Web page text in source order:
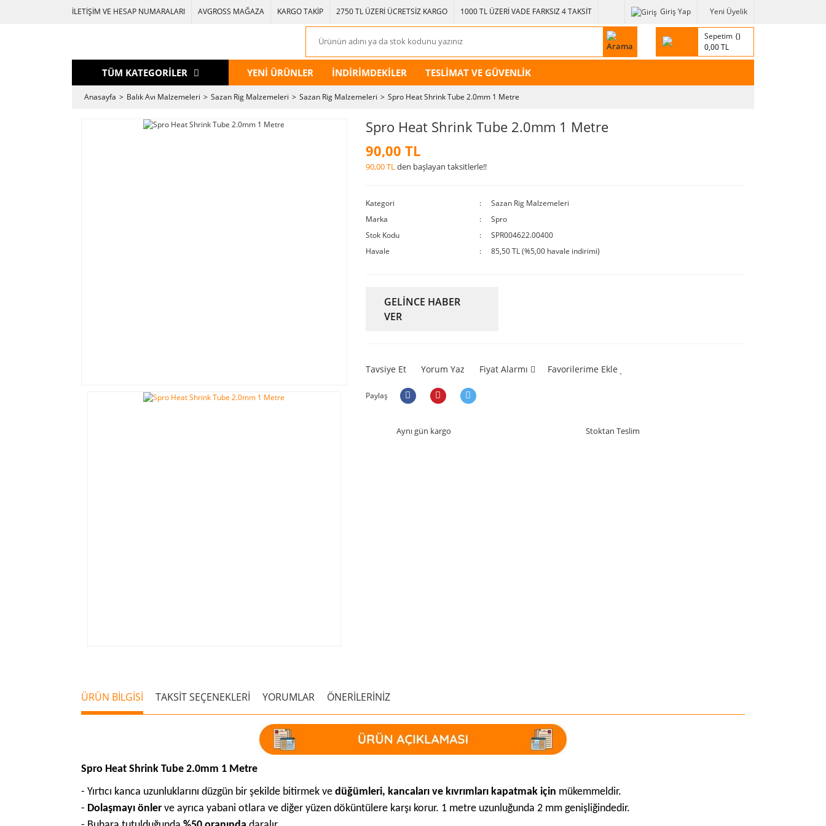
İLETİŞİM VE HESAP NUMARALARI AVGROSS MAĞAZA KARGO TAKİP 2750 TL ÜZERİ ÜCRETSİZ KARGO 1000 TL ÜZERİ VADE FARKSIZ 4 TAKSİT Giriş Yap Yeni Üyelik
Sepetim
0,00 TL
TÜM KATEGORİLER YENİ ÜRÜNLER İNDİRİMDEKİLER TESLİMAT VE GÜVENLİK
Anasayfa Balık Avı Malzemeleri Sazan Rig Malzemeleri Sazan Rig Malzemeleri Spro Heat Shrink Tube 2.0mm 1 Metre
Spro Heat Shrink Tube 2.0mm 1 Metre
90,00 TL
90,00 TLden başlayan taksitlerle!!
Kategori
Sazan Rig Malzemeleri
Marka
Spro
Stok Kodu
SPR004622.00400
Havale
85,50 TL (%5,00 havale indirimi)
GELİNCE HABER
VER
Tavsiye Et Yorum Yaz Fiyat Alarmı Favorilerime Ekle
Paylaş
Aynı gün kargo Stoktan Teslim
ÜRÜN BİLGİSİ TAKSİT SEÇENEKLERİ YORUMLAR ÖNERİLERİNİZ
Spro Heat Shrink Tube 2.0mm 1 Metre
- Yırtıcı kanca uzunluklarını düzgün bir şekilde bitirmek ve düğümleri, kancaları ve kıvrımları kapatmak için mükemmeldir.
- Dolaşmayı önler ve ayrıca yabani otlara ve diğer yüzen döküntülere karşı korur. 1 metre uzunluğunda 2 mm genişliğindedir.